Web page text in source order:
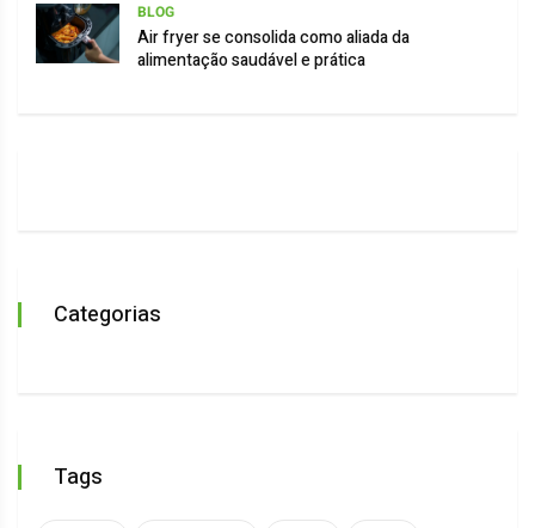
BLOG
Air fryer se consolida como aliada da
alimentação saudável e prática
Categorias
Tags